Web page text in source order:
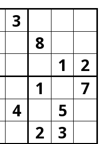
3
8
1
2
1
7
4
5
2
3